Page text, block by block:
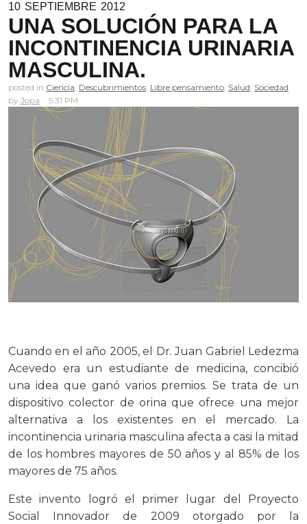
10 SEPTIEMBRE 2012
UNA SOLUCIÓN PARA LA
INCONTINENCIA URINARIA
MASCULINA.
posted in Ciencia, Descubrimientos, Libre pensamiento, Salud, Sociedad
Jopa
5.31 PM
Cuando en el año 2005, el Dr. Juan Gabriel Ledezma
Acevedo era un estudiante de medicina, concibió
una idea que ganó varios premios. Se trata de un
dispositivo colector de orina que ofrece una mejor
alternativa a los existentes en el mercado. La
incontinencia urinaria masculina afecta a casi la mitad
de los hombres mayores de 50 años y al 85% de los
mayores de 75 años.
Este invento logró el primer lugar del Proyecto
Social Innovador de 2009 otorgado por la